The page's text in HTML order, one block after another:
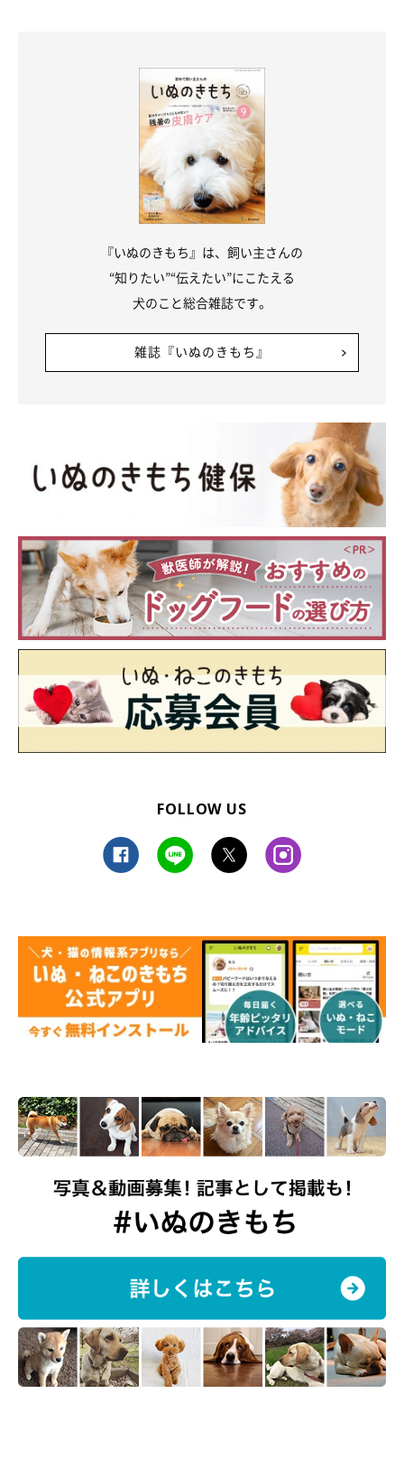
『いぬのきもち』は、飼い主さんの
“知りたい”“伝えたい”にこたえる
犬のこと総合雑誌です。
雑誌『いぬのきもち』
FOLLOW US